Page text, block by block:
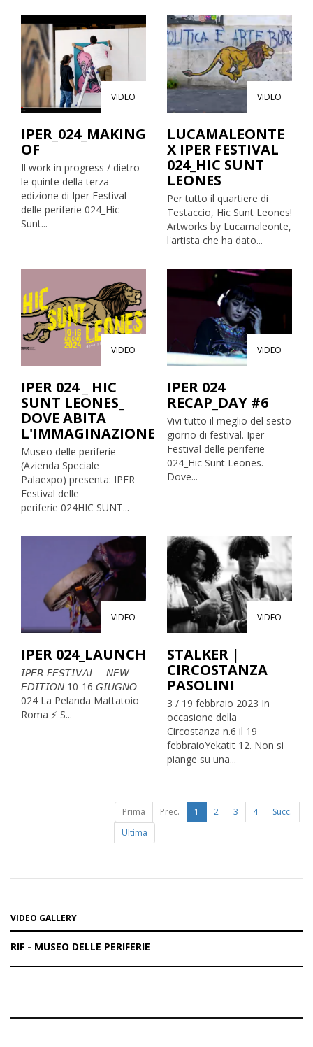
VIDEO
IPER_024_MAKING
OF
Il work in progress / dietro
le quinte della terza
edizione di Iper Festival
delle periferie 024_Hic
Sunt...
VIDEO
LUCAMALEONTE
X IPER FESTIVAL
024_HIC SUNT
LEONES
Per tutto il quartiere di
Testaccio, Hic Sunt Leones!
Artworks by Lucamaleonte,
l'artista che ha dato...
VIDEO
IPER 024 _ HIC
SUNT LEONES_
DOVE ABITA
L'IMMAGINAZIONE
Museo delle periferie
(Azienda Speciale
Palaexpo) presenta: IPER
Festival delle
periferie 024HIC SUNT...
VIDEO
IPER 024
RECAP_DAY #6
Vivi tutto il meglio del sesto
giorno di festival. Iper
Festival delle periferie
024_Hic Sunt Leones.
Dove...
VIDEO
IPER 024_LAUNCH
𝘐𝘗𝘌𝘙 𝘍𝘌𝘚𝘛𝘐𝘝𝘈𝘓 – 𝘕𝘌𝘞
𝘌𝘋𝘐𝘛𝘐𝘖𝘕 10-16 𝘎𝘐𝘜𝘎𝘕𝘖
024 La Pelanda Mattatoio
Roma ⚡ S...
VIDEO
STALKER |
CIRCOSTANZA
PASOLINI
3 / 19 febbraio 2023 In
occasione della
Circostanza n.6 il 19
febbraioYekatit 12. Non si
piange su una...
Prima Prec. 1 2 3 4
Succ.
Ultima
VIDEO GALLERY
RIF - MUSEO DELLE PERIFERIE